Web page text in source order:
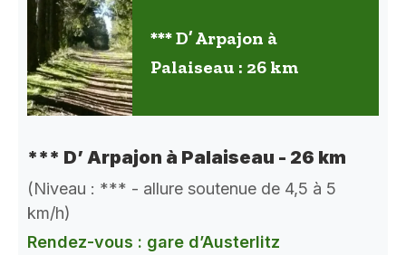
*** D’ Arpajon à
Palaiseau : 26 km
*** D’ Arpajon à Palaiseau - 26 km
(Niveau : *** - allure soutenue de 4,5 à 5
km/h)
Rendez-vous : gare d’Austerlitz